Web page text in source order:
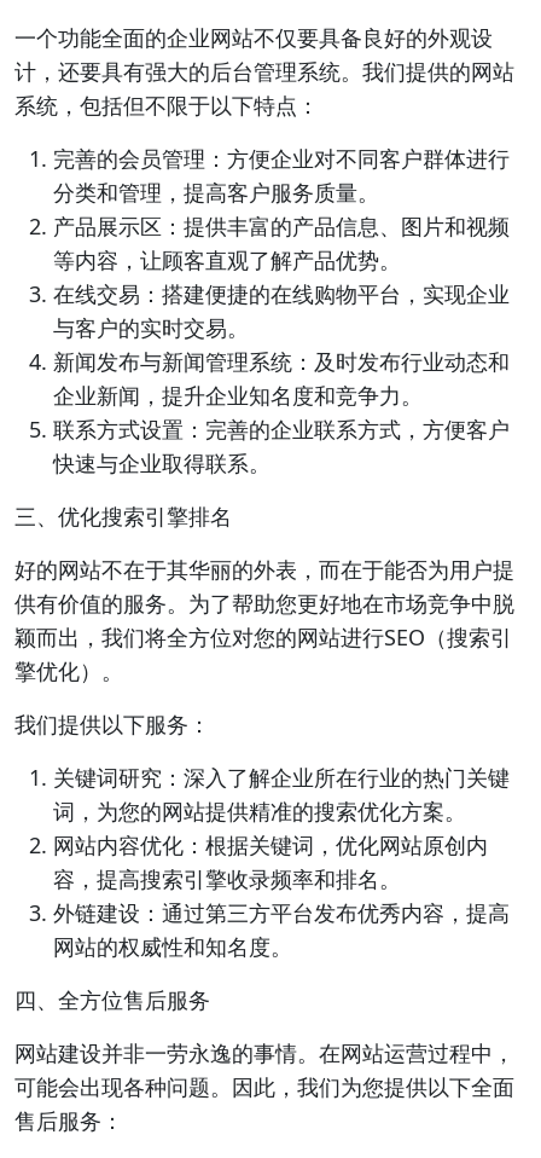
一个功能全面的企业网站不仅要具备良好的外观设
计，还要具有强大的后台管理系统。我们提供的网站
系统，包括但不限于以下特点：
完善的会员管理：方便企业对不同客户群体进行
分类和管理，提高客户服务质量。
产品展示区：提供丰富的产品信息、图片和视频
等内容，让顾客直观了解产品优势。
在线交易：搭建便捷的在线购物平台，实现企业
与客户的实时交易。
新闻发布与新闻管理系统：及时发布行业动态和
企业新闻，提升企业知名度和竞争力。
联系方式设置：完善的企业联系方式，方便客户
快速与企业取得联系。
三、优化搜索引擎排名
好的网站不在于其华丽的外表，而在于能否为用户提
供有价值的服务。为了帮助您更好地在市场竞争中脱
颖而出，我们将全方位对您的网站进行SEO（搜索引
擎优化）。
我们提供以下服务：
关键词研究：深入了解企业所在行业的热门关键
词，为您的网站提供精准的搜索优化方案。
网站内容优化：根据关键词，优化网站原创内
容，提高搜索引擎收录频率和排名。
外链建设：通过第三方平台发布优秀内容，提高
网站的权威性和知名度。
四、全方位售后服务
网站建设并非一劳永逸的事情。在网站运营过程中，
可能会出现各种问题。因此，我们为您提供以下全面
售后服务：